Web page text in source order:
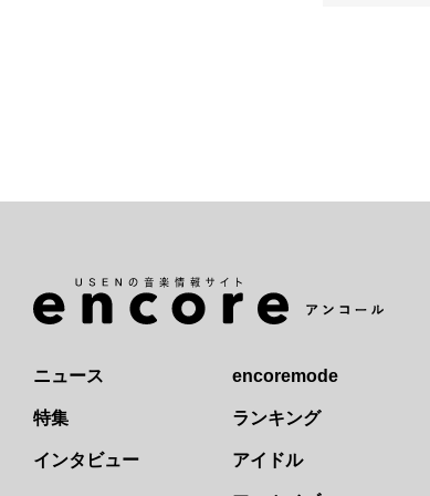
ニュース
特集
インタビュー
encoremode
ランキング
アイドル